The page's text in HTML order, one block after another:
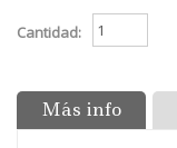
Cantidad:
Más info